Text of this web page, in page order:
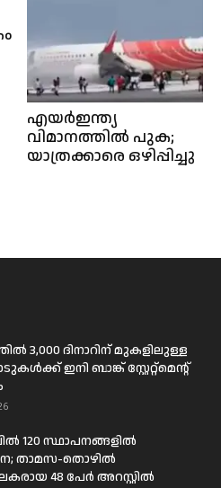
എയ‍ർഇന്ത്യ
വിമാനത്തിൽ പുക;
യാത്രക്കാരെ ഒഴിപ്പിച്ചു
3,000 ദിനാറിന് മുകളിലുള്ള
ഇനി ബാങ്ക് സ്റ്റേറ്റ്മെന്റ്
സ്ഥാപനങ്ങളിൽ
താമസ-തൊഴിൽ
48 പേർ അറസ്റ്റിൽ